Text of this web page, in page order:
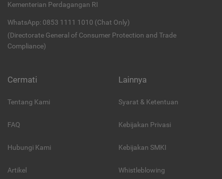
Kementerian Perdagangan RI
WhatsApp: 0853 1111 1010 (Chat Only)
(Directorate General of Consumer Protection and Trade
Compliance)
Cermati
Tentang Kami
FAQ
Hubungi Kami
Artikel
Lainnya
Syarat & Ketentuan
Kebijakan Privasi
Kebijakan SMKI
Whistleblowing